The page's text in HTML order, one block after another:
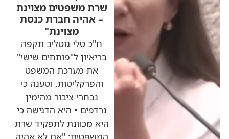
שרת משפטים מצוינת
– אהיה חברת כנסת
מצוינת"
ח"כ טלי גוטליב תקפה
בריאיון ל"פותחים שישי"
את מערכת המשפט
והפרקליטות, וטענה כי
נבחרי ציבור מהימין
נרדפים • היא הדגישה כי
היא מכוונת לתפקיד שרת
המשפטים: "אם לא אהיה